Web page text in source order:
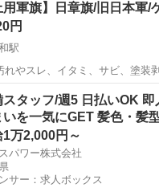
用軍旗】日章旗/旧日本軍/
円
駅
やスレ、イタミ、サビ、塗装剥
ですが、よろしけれ
西浦和駅 その他 旧日
スタッフ/週5 日払いOK 即
いを一気にGET 髪色・髪
1万2,000円～
パワー株式会社
サー：求人ボックス